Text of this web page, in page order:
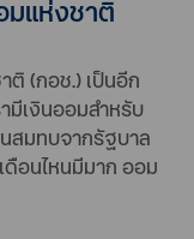
แห่งชาติ
ติ (กอช.) เป็นอีก
มีเงินออมสำหรับ
สมทบจากรัฐบาล
อนไหนมีมาก ออม